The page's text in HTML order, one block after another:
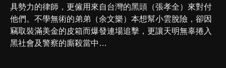
具勢力的律師，更僱用來自台灣的黑頭（張孝全）來對付
他們。不學無術的弟弟（余文樂）本想幫小雲脫險，卻因
竊取裝滿美金的皮箱而爆發連場追擊，更讓天明無辜捲入
黑社會及警察的廝殺當中…